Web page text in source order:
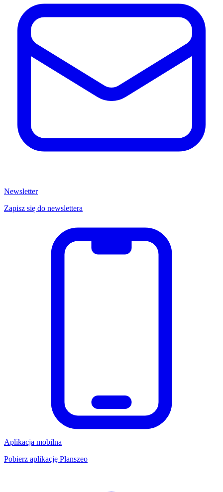
Newsletter
Zapisz się do newslettera
Aplikacja mobilna
Pobierz aplikację Planszeo